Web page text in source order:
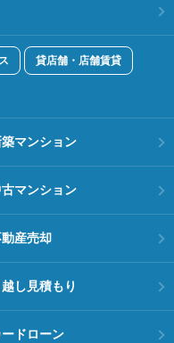
貸店舗・店舗賃貸
マンション
マンション
産売却
し見積もり
ードローン